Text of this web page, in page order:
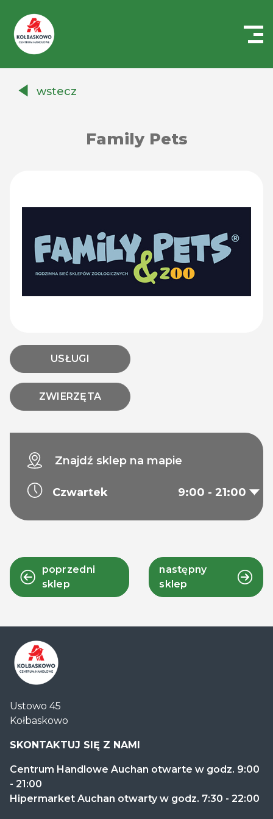
Auchanwstecz
Family Pets
USŁUGI
ZWIERZĘTA
Znajdź sklep na mapie
Czwartek 9:00 - 21:00
poprzedni
sklep
następny
sklep
Handlowe
Auchan
Kołbaskowo
Ustowo 45
Kołbaskowo
SKONTAKTUJ SIĘ Z NAMI
Centrum Handlowe Auchan otwarte w godz. 9:00
- 21:00
Hipermarket Auchan otwarty w godz. 7:30 - 22:00